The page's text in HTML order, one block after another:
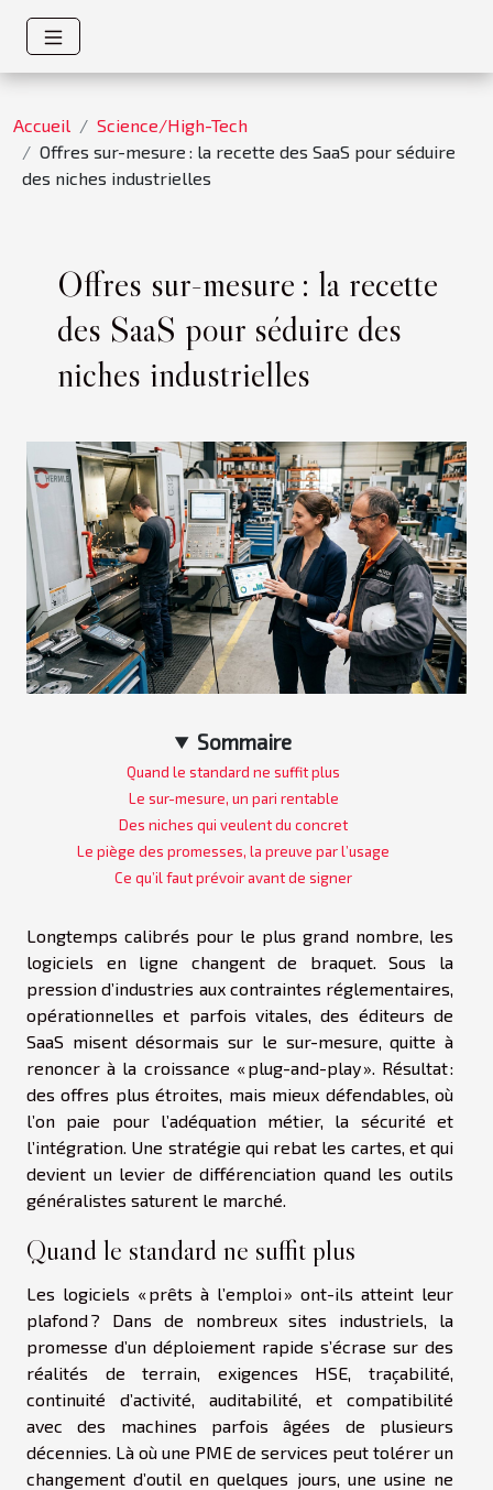
Accueil
Science/High-Tech
Offres sur-mesure : la recette des SaaS pour séduire
des niches industrielles
Offres sur-mesure : la recette
des SaaS pour séduire des
niches industrielles
Sommaire
Quand le standard ne suffit plus
Le sur-mesure, un pari rentable
Des niches qui veulent du concret
Le piège des promesses, la preuve par l’usage
Ce qu’il faut prévoir avant de signer
Longtemps calibrés pour le plus grand nombre, les
logiciels en ligne changent de braquet. Sous la
pression d’industries aux contraintes réglementaires,
opérationnelles et parfois vitales, des éditeurs de
SaaS misent désormais sur le sur-mesure, quitte à
renoncer à la croissance « plug-and-play ». Résultat :
des offres plus étroites, mais mieux défendables, où
l’on paie pour l’adéquation métier, la sécurité et
l’intégration. Une stratégie qui rebat les cartes, et qui
devient un levier de différenciation quand les outils
généralistes saturent le marché.
Quand le standard ne suffit plus
Les logiciels « prêts à l’emploi » ont-ils atteint leur
plafond ? Dans de nombreux sites industriels, la
promesse d’un déploiement rapide s’écrase sur des
réalités de terrain, exigences HSE, traçabilité,
continuité d’activité, auditabilité, et compatibilité
avec des machines parfois âgées de plusieurs
décennies. Là où une PME de services peut tolérer un
changement d’outil en quelques jours, une usine ne